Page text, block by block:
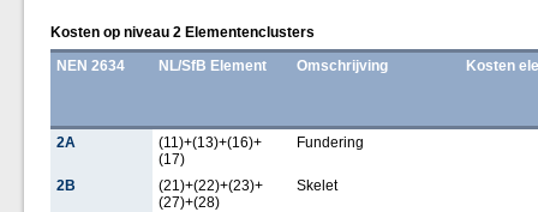
Kosten op niveau 2 Elementenclusters
NEN 2634
NL/SfB Element Omschrijving Kosten
2A
(11)+(13)+(16)+
(17)
Fundering
2B
(21)+(22)+(23)+
(27)+(28)
Skelet